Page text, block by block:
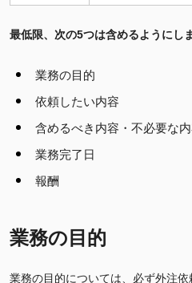
最低限、次の5つは含めるようにし
業務の目的
依頼したい内容
含めるべき内容・不必要な
業務完了日
報酬
業務の目的
業務の目的については、必ず外注